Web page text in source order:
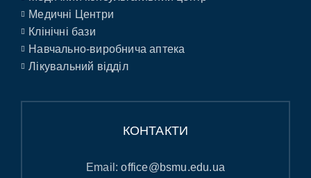
Медичні Центри
Клінічні бази
Навчально-виробнича аптека
Лікувальний відділ
КОНТАКТИ
Email:office@bsmu.edu.ua